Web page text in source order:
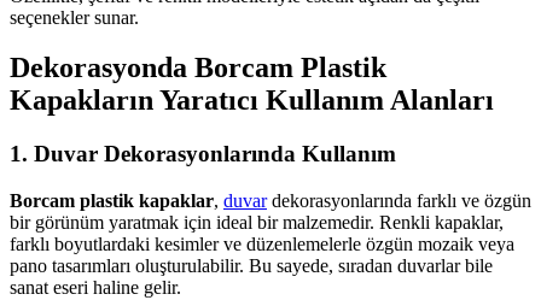
seçenekler sunar.
Dekorasyonda Borcam Plastik
Kapakların Yaratıcı Kullanım Alanları
1. Duvar Dekorasyonlarında Kullanım
Borcam plastik kapaklar, duvardekorasyonlarında farklı ve özgün
bir görünüm yaratmak için ideal bir malzemedir. Renkli kapaklar,
farklı boyutlardaki kesimler ve düzenlemelerle özgün mozaik veya
pano tasarımları oluşturulabilir. Bu sayede, sıradan duvarlar bile
sanat eseri haline gelir.